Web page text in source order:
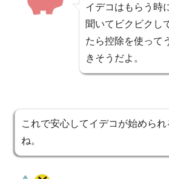
イデコはもらう時
聞いてビクビクし
たら控除を使って
きそうだよ。
これで安心してイデコが始められ
ね。